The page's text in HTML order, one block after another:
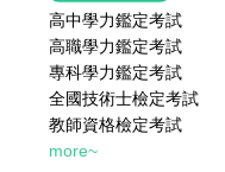
高中學力鑑定考試
高職學力鑑定考試
專科學力鑑定考試
全國技術士檢定考試
教師資格檢定考試
more~